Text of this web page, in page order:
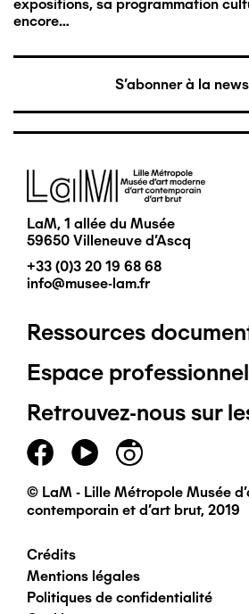
expositions, sa programmation
encore…
S'abonner à la
Image
LaM, 1 allée du Musée
59650 Villeneuve d'Ascq
+33 (0)3 20 19 68 68
info@musee-lam.fr
Pied
de
page
principal
Ressources
Espace professionnel
Retrouvez-nous sur
© LaM - Lille Métropole Musée
contemporain et d'art brut, 2019
Pied
Crédits
Mentions légales
Politiques de confidentialité